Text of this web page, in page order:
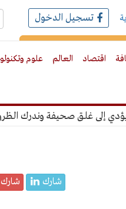
تسجيل الدخول
اقتصاد العالم علوم
غلق صحيفة وندرك الظروف
شارك شارك